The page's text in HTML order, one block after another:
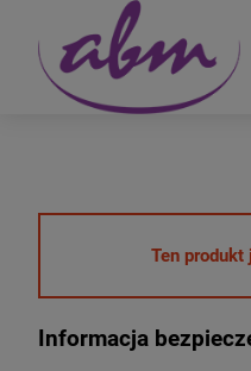
Ten produkt
Informacja